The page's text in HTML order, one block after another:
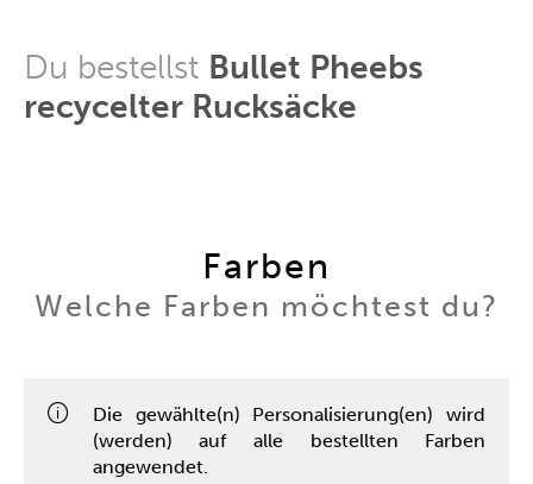
Du bestellst Bullet Pheebs
recycelter Rucksäcke
Farben
Welche Farben möchtest du?
Die gewählte(n) Personalisierung(en) wird
(werden) auf alle bestellten Farben
angewendet.